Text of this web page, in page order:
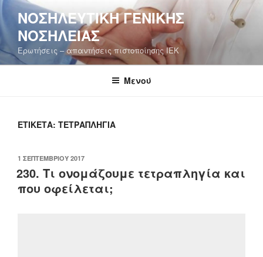
Μετάβαση
στο
περιεχόμενο
ΝΟΣΗΛΕΥΤΙΚΉ ΓΕΝΙΚΉΣ
ΝΟΣΗΛΕΊΑΣ
Ερωτήσεις – απαντήσεις πιστοποίησης ΙΕΚ
Μενού
ΕΤΙΚΈΤΑ: ΤΕΤΡΑΠΛΗΓΊΑ
ΔΗΜΟΣΙΕΎΤΗΚΕ
ΣΤΙΣ
1 ΣΕΠΤΕΜΒΡΊΟΥ 2017
230. Τι ονομάζουμε τετραπληγία και
που οφείλεται;